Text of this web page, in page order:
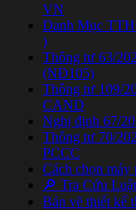
VN
Danh Mục
)
Thông tư 63/
(NĐ105)
Thông tư 109/
CAND
Nghị định 67/
Thông tư 70/
PCCC
Cách chọn máy
🔎 Tra Cứu
Bản vẽ thiết kế